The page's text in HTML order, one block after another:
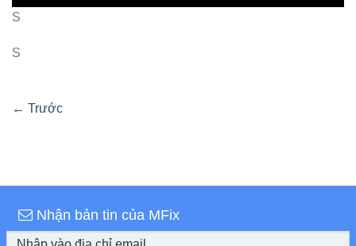
S
S
← Trước
Nhận bản tin của MFix